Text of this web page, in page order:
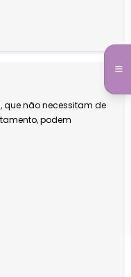
que não necessitam de
podem